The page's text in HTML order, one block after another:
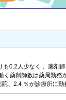
0.2人少なく 、薬剤
薬剤師数は薬局勤務
、2.4 ％が診療所に勤